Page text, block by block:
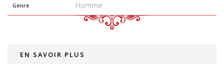
Genre Homme
EN SAVOIR PLUS